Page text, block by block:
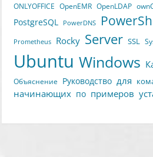
ONLYOFFICE OpenEMR OpenLDAP
PostgreSQL PowerDNS
Prometheus Rocky Server SSL
Ubuntu Windows
Объяснение Руководство для
начинающих по примеров